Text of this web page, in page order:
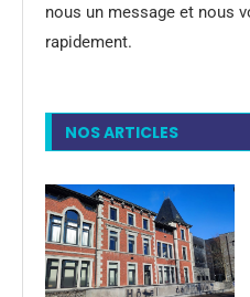
nous un message et nous
rapidement.
NOS ARTICLES